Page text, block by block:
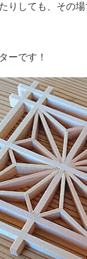
りしても、その
ーです！